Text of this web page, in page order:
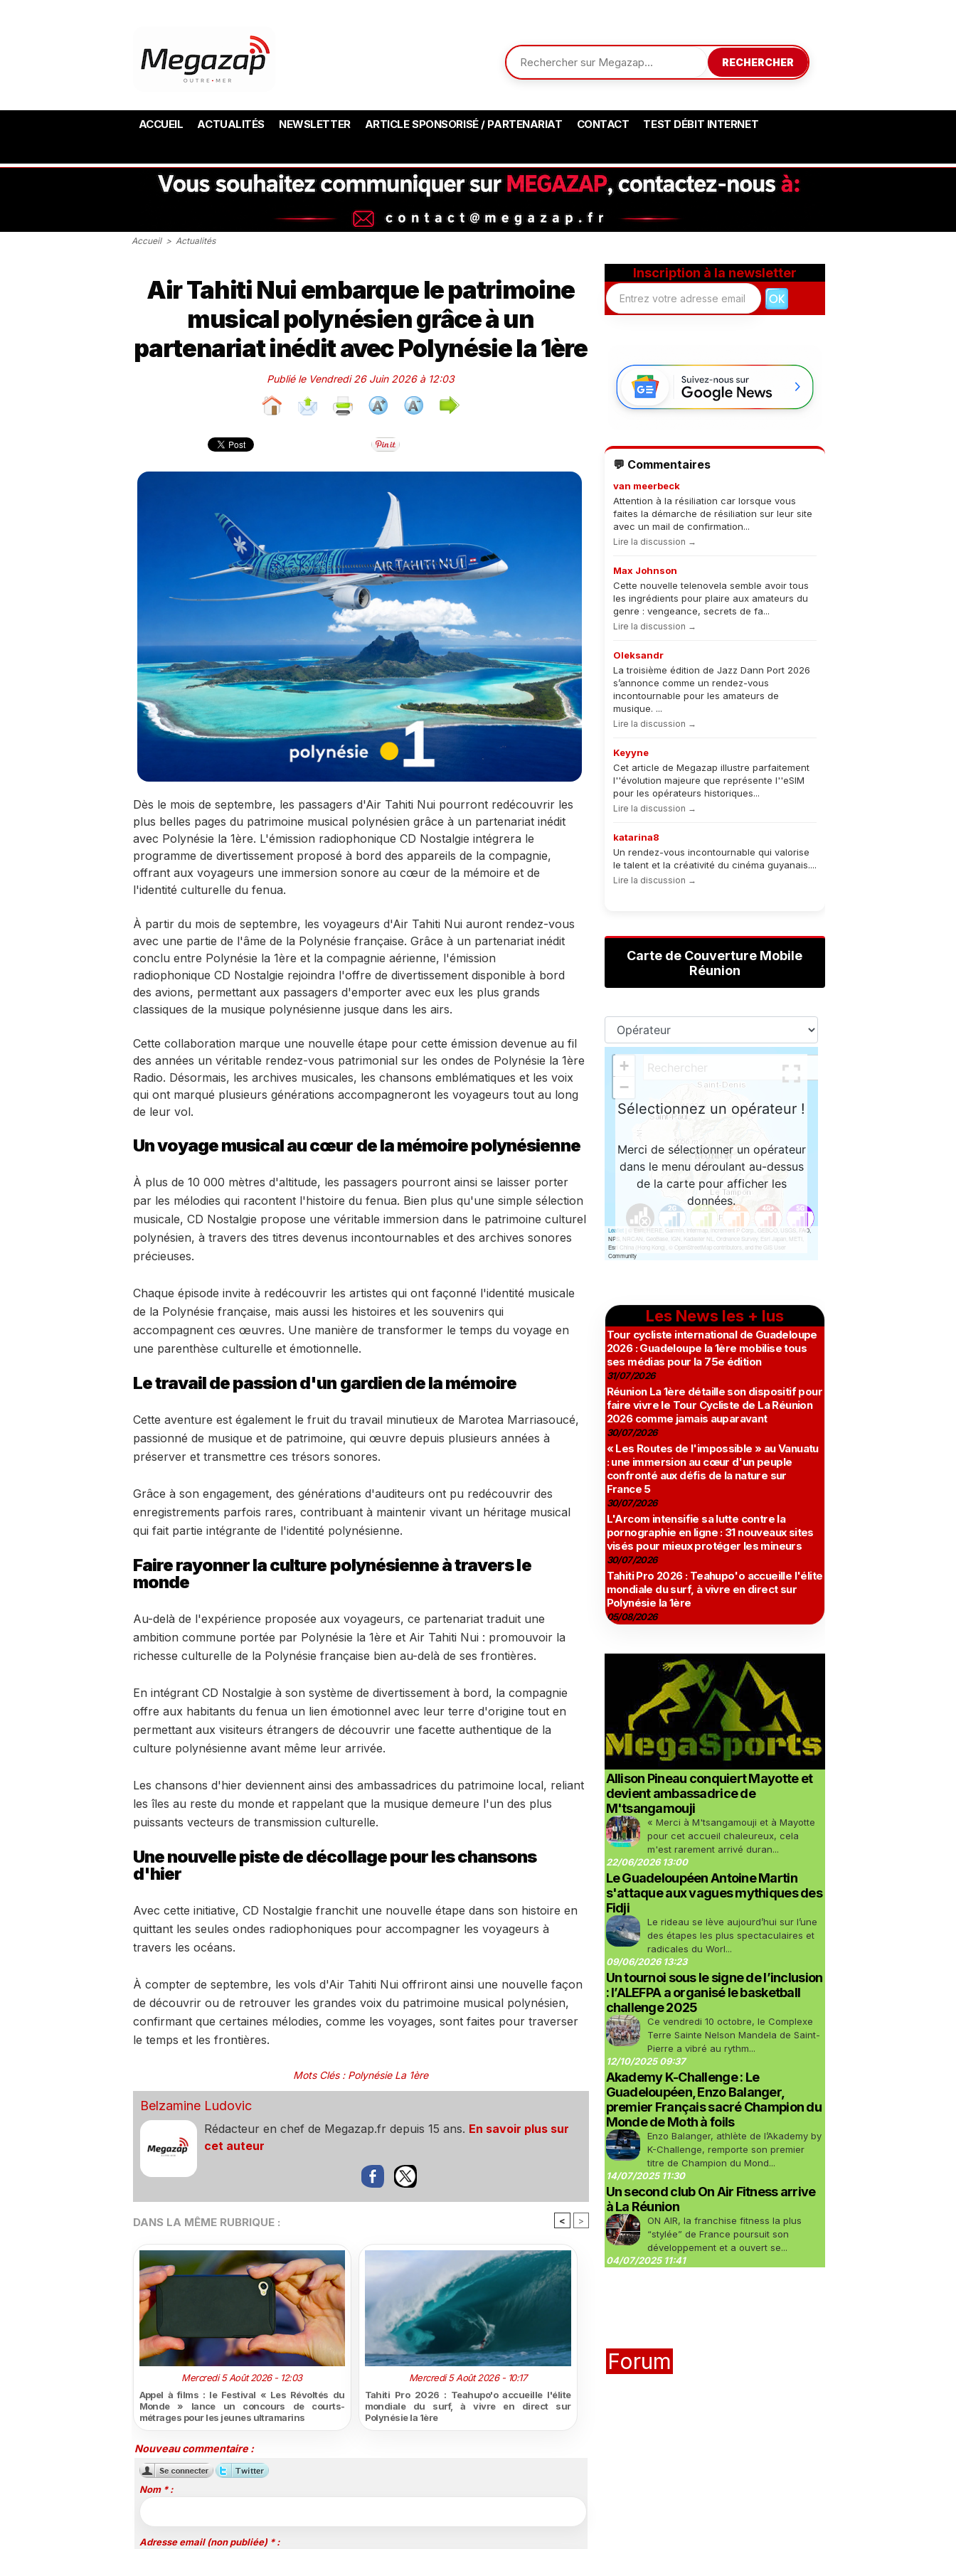
RECHERCHER
ACCUEIL ACTUALITÉS NEWSLETTER ARTICLE SPONSORISÉ / PARTENARIAT CONTACT TEST DÉBIT INTERNET
Accueil > Actualités
Air Tahiti Nui embarque le patrimoine
musical polynésien grâce à un
partenariat inédit avec Polynésie la 1ère
Publié le Vendredi 26 Juin 2026 à 12:03
Dès le mois de septembre, les passagers d'Air Tahiti Nui pourront redécouvrir les
plus belles pages du patrimoine musical polynésien grâce à un partenariat inédit
avec Polynésie la 1ère. L'émission radiophonique CD Nostalgie intégrera le
programme de divertissement proposé à bord des appareils de la compagnie,
offrant aux voyageurs une immersion sonore au cœur de la mémoire et de
l'identité culturelle du fenua.
À partir du mois de septembre, les voyageurs d'Air Tahiti Nui auront rendez-vous
avec une partie de l'âme de la Polynésie française. Grâce à un partenariat inédit
conclu entre Polynésie la 1ère et la compagnie aérienne, l'émission
radiophonique CD Nostalgie rejoindra l'offre de divertissement disponible à bord
des avions, permettant aux passagers d'emporter avec eux les plus grands
classiques de la musique polynésienne jusque dans les airs.
Cette collaboration marque une nouvelle étape pour cette émission devenue au fil
des années un véritable rendez-vous patrimonial sur les ondes de Polynésie la 1ère
Radio. Désormais, les archives musicales, les chansons emblématiques et les voix
qui ont marqué plusieurs générations accompagneront les voyageurs tout au long
de leur vol.
Un voyage musical au cœur de la mémoire polynésienne
À plus de 10 000 mètres d'altitude, les passagers pourront ainsi se laisser porter
par les mélodies qui racontent l'histoire du fenua. Bien plus qu'une simple sélection
musicale, CD Nostalgie propose une véritable immersion dans le patrimoine culturel
polynésien, à travers des titres devenus incontournables et des archives sonores
précieuses.
Chaque épisode invite à redécouvrir les artistes qui ont façonné l'identité musicale
de la Polynésie française, mais aussi les histoires et les souvenirs qui
accompagnent ces œuvres. Une manière de transformer le temps du voyage en
une parenthèse culturelle et émotionnelle.
Le travail de passion d'un gardien de la mémoire
Cette aventure est également le fruit du travail minutieux de Marotea Marriasoucé,
passionné de musique et de patrimoine, qui œuvre depuis plusieurs années à
préserver et transmettre ces trésors sonores.
Grâce à son engagement, des générations d'auditeurs ont pu redécouvrir des
enregistrements parfois rares, contribuant à maintenir vivant un héritage musical
qui fait partie intégrante de l'identité polynésienne.
Faire rayonner la culture polynésienne à travers le
monde
Au-delà de l'expérience proposée aux voyageurs, ce partenariat traduit une
ambition commune portée par Polynésie la 1ère et Air Tahiti Nui : promouvoir la
richesse culturelle de la Polynésie française bien au-delà de ses frontières.
En intégrant CD Nostalgie à son système de divertissement à bord, la compagnie
offre aux habitants du fenua un lien émotionnel avec leur terre d'origine tout en
permettant aux visiteurs étrangers de découvrir une facette authentique de la
culture polynésienne avant même leur arrivée.
Les chansons d'hier deviennent ainsi des ambassadrices du patrimoine local, reliant
les îles au reste du monde et rappelant que la musique demeure l'un des plus
puissants vecteurs de transmission culturelle.
Une nouvelle piste de décollage pour les chansons
d'hier
Avec cette initiative, CD Nostalgie franchit une nouvelle étape dans son histoire en
quittant les seules ondes radiophoniques pour accompagner les voyageurs à
travers les océans.
À compter de septembre, les vols d'Air Tahiti Nui offriront ainsi une nouvelle façon
de découvrir ou de retrouver les grandes voix du patrimoine musical polynésien,
confirmant que certaines mélodies, comme les voyages, sont faites pour traverser
le temps et les frontières.
Mots Clés: Polynésie La 1ère
Belzamine Ludovic
Rédacteur en chef de Megazap.fr depuis 15 ans. En savoir plus sur
cet auteur
DANS LA MÊME RUBRIQUE : < >
Mercredi 5 Août 2026 - 12:03
Appel à films : le Festival « Les Révoltés du
Monde » lance un concours de courts-
métrages pour les jeunes ultramarins
Mercredi 5 Août 2026 - 10:17
Tahiti Pro 2026 : Teahupo'o accueille l'élite
mondiale du surf, à vivre en direct sur
Polynésie la 1ère
Nouveau commentaire :
Nom * :
Adresse email (non publiée) * :
Inscription à la newsletter
💬 Commentaires
van meerbeck
Attention à la résiliation car lorsque vous
faites la démarche de résiliation sur leur site
avec un mail de confirmation...
Lire la discussion →
Max Johnson
Cette nouvelle telenovela semble avoir tous
les ingrédients pour plaire aux amateurs du
genre : vengeance, secrets de fa...
Lire la discussion →
Oleksandr
La troisième édition de Jazz Dann Port 2026
s’annonce comme un rendez-vous
incontournable pour les amateurs de
musique. ...
Lire la discussion →
Keyyne
Cet article de Megazap illustre parfaitement
l''évolution majeure que représente l''eSIM
pour les opérateurs historiques...
Lire la discussion →
katarina8
Un rendez-vous incontournable qui valorise
le talent et la créativité du cinéma guyanais....
Lire la discussion →
Carte de Couverture Mobile
Réunion
Les News les + lus
Tour cycliste international de Guadeloupe
2026 : Guadeloupe la 1ère mobilise tous
ses médias pour la 75e édition
31/07/2026
Réunion La 1ère détaille son dispositif pour
faire vivre le Tour Cycliste de La Réunion
2026 comme jamais auparavant
30/07/2026
« Les Routes de l'impossible » au Vanuatu
: une immersion au cœur d'un peuple
confronté aux défis de la nature sur
France 5
30/07/2026
L'Arcom intensifie sa lutte contre la
pornographie en ligne : 31 nouveaux sites
visés pour mieux protéger les mineurs
30/07/2026
Tahiti Pro 2026 : Teahupo'o accueille l'élite
mondiale du surf, à vivre en direct sur
Polynésie la 1ère
05/08/2026
Allison Pineau conquiert Mayotte et
devient ambassadrice de
M'tsangamouji
« Merci à M'tsangamouji et à Mayotte
pour cet accueil chaleureux, cela
m'est rarement arrivé duran...
22/06/2026 13:00
Le Guadeloupéen Antoine Martin
s'attaque aux vagues mythiques des
Fidji
Le rideau se lève aujourd’hui sur l’une
des étapes les plus spectaculaires et
radicales du Worl...
09/06/2026 13:23
Un tournoi sous le signe de l’inclusion
: l’ALEFPA a organisé le basketball
challenge 2025
Ce vendredi 10 octobre, le Complexe
Terre Sainte Nelson Mandela de Saint-
Pierre a vibré au rythm...
12/10/2025 09:37
Akademy K-Challenge : Le
Guadeloupéen, Enzo Balanger,
premier Français sacré Champion du
Monde de Moth à foils
Enzo Balanger, athlète de l’Akademy by
K-Challenge, remporte son premier
titre de Champion du Mond...
14/07/2025 11:30
Un second club On Air Fitness arrive
à La Réunion
ON AIR, la franchise fitness la plus
“stylée” de France poursuit son
développement et a ouvert se...
04/07/2025 11:41
Forum